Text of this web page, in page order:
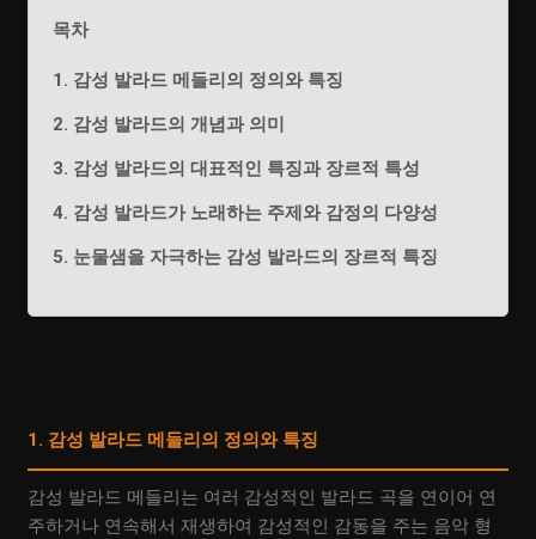
목차
1. 감성 발라드 메들리의 정의와 특징
2. 감성 발라드의 개념과 의미
3. 감성 발라드의 대표적인 특징과 장르적 특성
4. 감성 발라드가 노래하는 주제와 감정의 다양성
5. 눈물샘을 자극하는 감성 발라드의 장르적 특징
1. 감성 발라드 메들리의 정의와 특징
감성 발라드 메들리는 여러 감성적인 발라드 곡을 연이어 연
주하거나 연속해서 재생하여 감성적인 감동을 주는 음악 형